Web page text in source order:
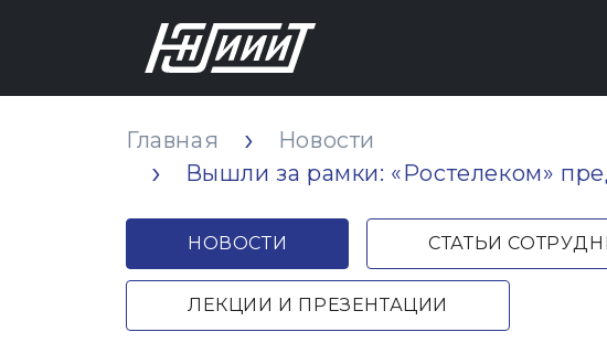
Главная
Новости
Вышли за рамки: «Ростелеком»
НОВОСТИ СТАТЬИ
ЛЕКЦИИ И ПРЕЗЕНТАЦИИ